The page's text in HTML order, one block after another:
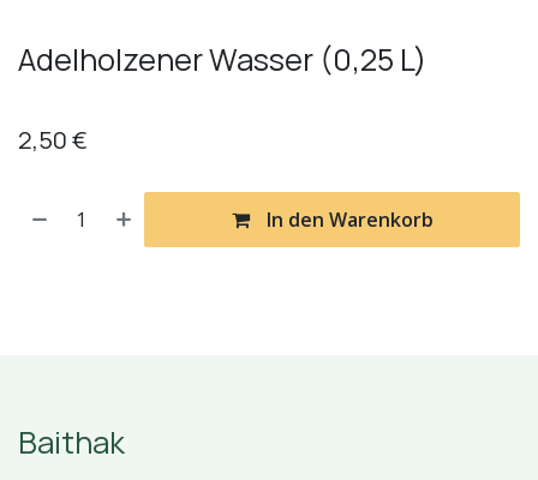
Adelholzener Wasser (0,25 L)
2,50€
In den Warenkorb
Baithak